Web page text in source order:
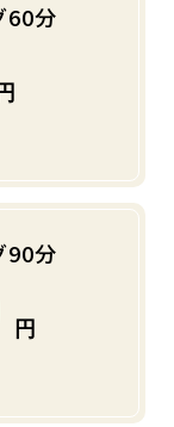
合わせ
60分
90分